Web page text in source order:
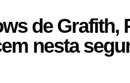
de Grafith,
nesta